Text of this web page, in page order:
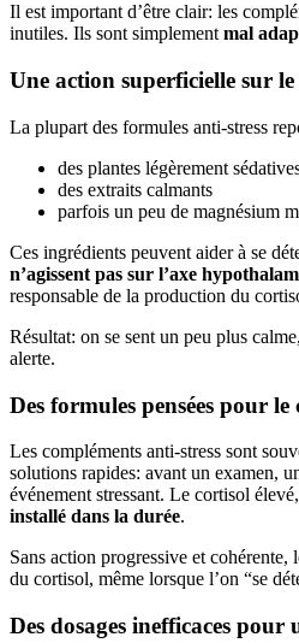
Il est important d’être clair: les
inutiles. Ils sont simplementmal
Une action superficielle sur le
La plupart des formules anti-stress
des plantes légèrement
des extraits calmants
parfois un peu de magnésium
Ces ingrédients peuvent aider à se
n’agissent pas sur l’axe
responsable de la production du
Résultat: on se sent un peu plus
alerte.
Des formules pensées pour
Les compléments anti-stress sont
solutions rapides: avant un examen,
événement stressant. Le cortisol
installé dans la durée.
Sans action progressive et
du cortisol, même lorsque l’on “se
Des dosages inefficaces